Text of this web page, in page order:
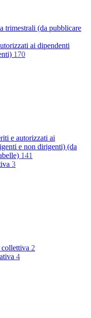
trimestrali (da pubblicare
ai dipendenti
170
e autorizzati ai
e non dirigenti) (da
141
3
2
4